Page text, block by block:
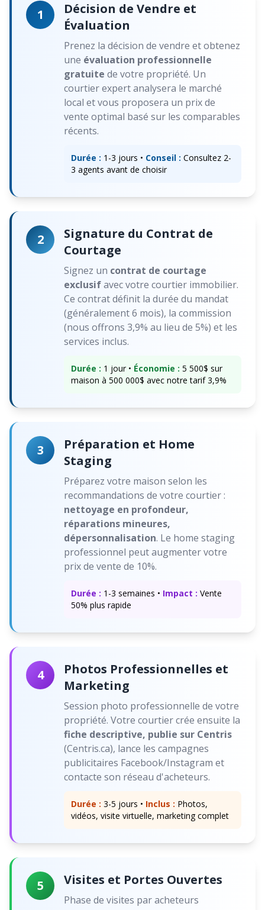
1
Décision de Vendre et
Évaluation
Prenez la décision de vendre et obtenez
une évaluation professionnelle
gratuite de votre propriété. Un
courtier expert analysera le marché
local et vous proposera un prix de
vente optimal basé sur les comparables
récents.
Durée : 1-3 jours • Conseil : Consultez 2-
3 agents avant de choisir
2
Signature du Contrat de
Courtage
Signez un contrat de courtage
exclusifavec votre courtier immobilier.
Ce contrat définit la durée du mandat
(généralement 6 mois), la commission
(nous offrons 3,9% au lieu de 5%) et les
services inclus.
Durée : 1 jour • Économie : 5 500$ sur
maison à 500 000$ avec notre tarif 3,9%
3
Préparation et Home
Staging
Préparez votre maison selon les
recommandations de votre courtier :
nettoyage en profondeur,
réparations mineures,
dépersonnalisation. Le home staging
professionnel peut augmenter votre
prix de vente de 10%.
Durée : 1-3 semaines • Impact : Vente
50% plus rapide
4
Photos Professionnelles et
Marketing
Session photo professionnelle de votre
propriété. Votre courtier crée ensuite la
fiche descriptive, publie sur Centris
(Centris.ca), lance les campagnes
publicitaires Facebook/Instagram et
contacte son réseau d'acheteurs.
Durée : 3-5 jours • Inclus : Photos,
vidéos, visite virtuelle, marketing complet
5 Visites et Portes Ouvertes
Phase de visites par acheteurs